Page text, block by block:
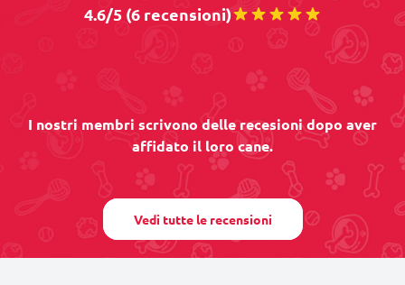
4.6/5 (6 recensioni)
I nostri membri scrivono delle recesioni dopo aver
affidato il loro cane.
Vedi tutte le recensioni